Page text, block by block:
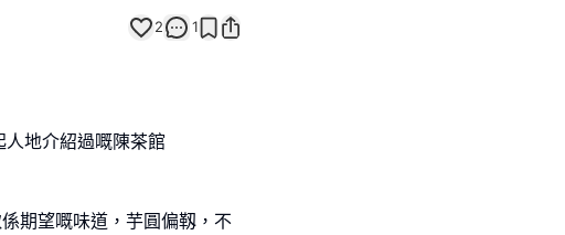
2 1
地介紹過嘅陳茶館
期望嘅味道，芋圓偏靱，不